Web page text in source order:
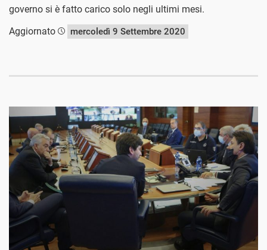
governo si è fatto carico solo negli ultimi mesi.
Aggiornato
mercoledì 9 Settembre 2020